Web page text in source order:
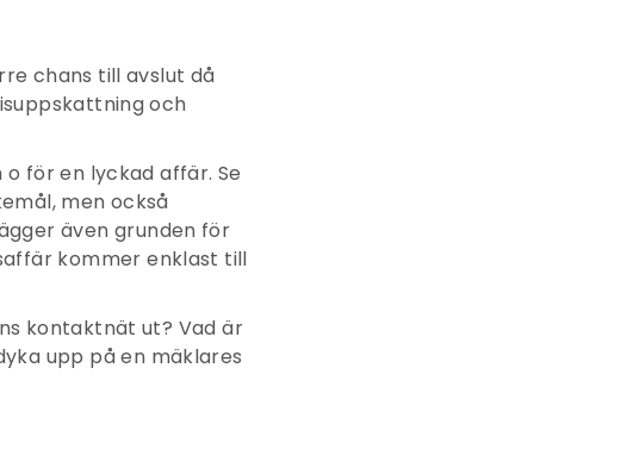
chans till avslut då
och
för en lyckad affär. Se
men också
även grunden för
kommer enklast till
kontaktnät ut? Vad är
upp på en mäklares